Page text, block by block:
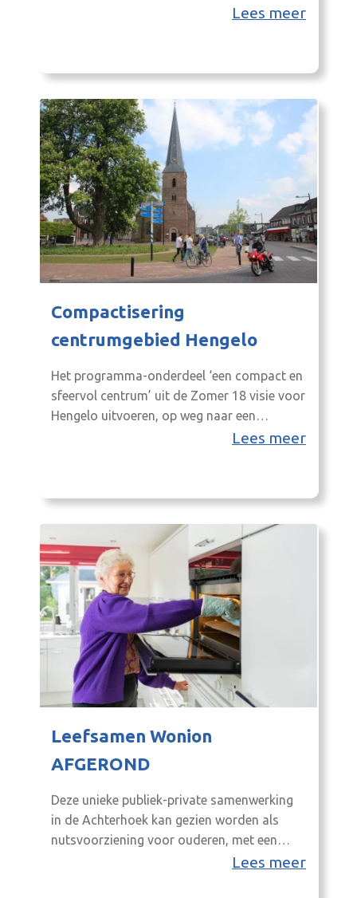
verbindingen naar het hart van de vesting:
Lees meer
Compactisering
centrumgebied Hengelo
Het programma-onderdeel ‘een compact en
sfeervol centrum’ uit de Zomer 18 visie voor
Hengelo uitvoeren, op weg naar een
compacter winkelgebied zonder leegstand
Lees meer
Leefsamen Wonion
AFGEROND
Deze unieke publiek-private samenwerking
in de Achterhoek kan gezien worden als
nutsvoorziening voor ouderen, met een
grote mate van sociale activatieLees meer